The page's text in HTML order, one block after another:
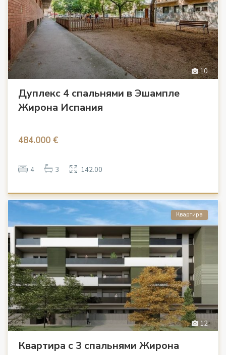
10
Дуплекс 4 спальнями в Эшампле
Жирона Испания
484.000 €
4 3 142.00
12
Квартира
Квартира с 3 спальнями Жирона